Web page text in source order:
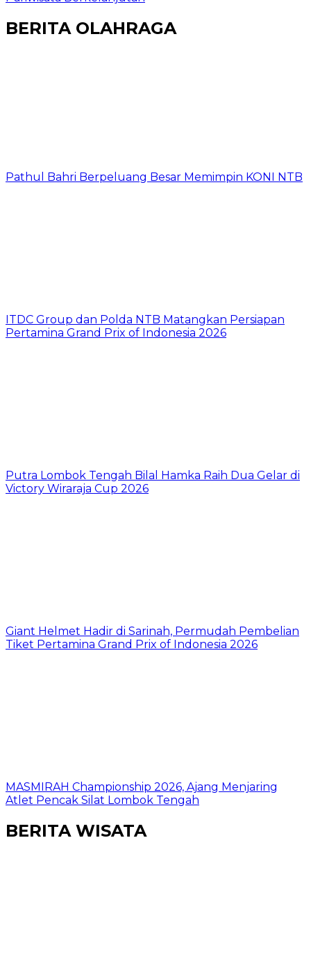
BERITA OLAHRAGA
Pathul Bahri Berpeluang Besar Memimpin KONI NTB
ITDC Group dan Polda NTB Matangkan Persiapan
Pertamina Grand Prix of Indonesia 2026
Putra Lombok Tengah Bilal Hamka Raih Dua Gelar di
Victory Wiraraja Cup 2026
Giant Helmet Hadir di Sarinah, Permudah Pembelian
Tiket Pertamina Grand Prix of Indonesia 2026
MASMIRAH Championship 2026, Ajang Menjaring
Atlet Pencak Silat Lombok Tengah
BERITA WISATA